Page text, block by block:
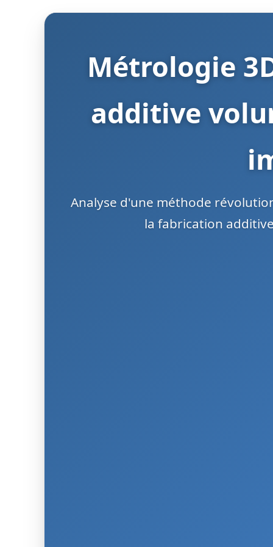
Métrologie
additive
Analyse d'une méthode
la fabrication